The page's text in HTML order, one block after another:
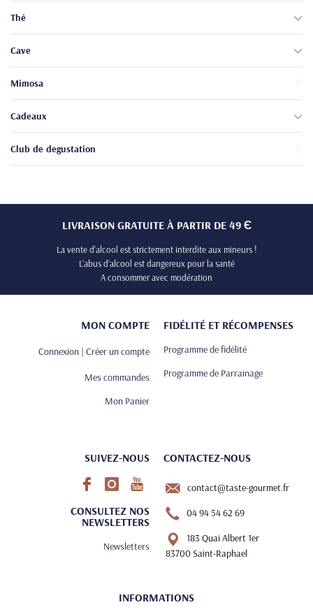
Thé
Cave
Mimosa
Cadeaux
Club de degustation
LIVRAISON GRATUITE À PARTIR DE 49 Є
La vente d’alcool est strictement interdite aux mineurs !
L’abus d’alcool est dangereux pour la santé
A consommer avec modération
MON COMPTE
Connexion | Créer un compte
Mes commandes
Mon Panier
FIDÉLITÉ ET RÉCOMPENSES
Programme de fidélité
Programme de Parrainage
SUIVEZ-NOUS
CONSULTEZ NOS
NEWSLETTERS
Newsletters
CONTACTEZ-NOUS
contact@taste-gourmet.fr
04 94 54 62 69
183 Quai Albert 1er
83700 Saint-Raphael
INFORMATIONS